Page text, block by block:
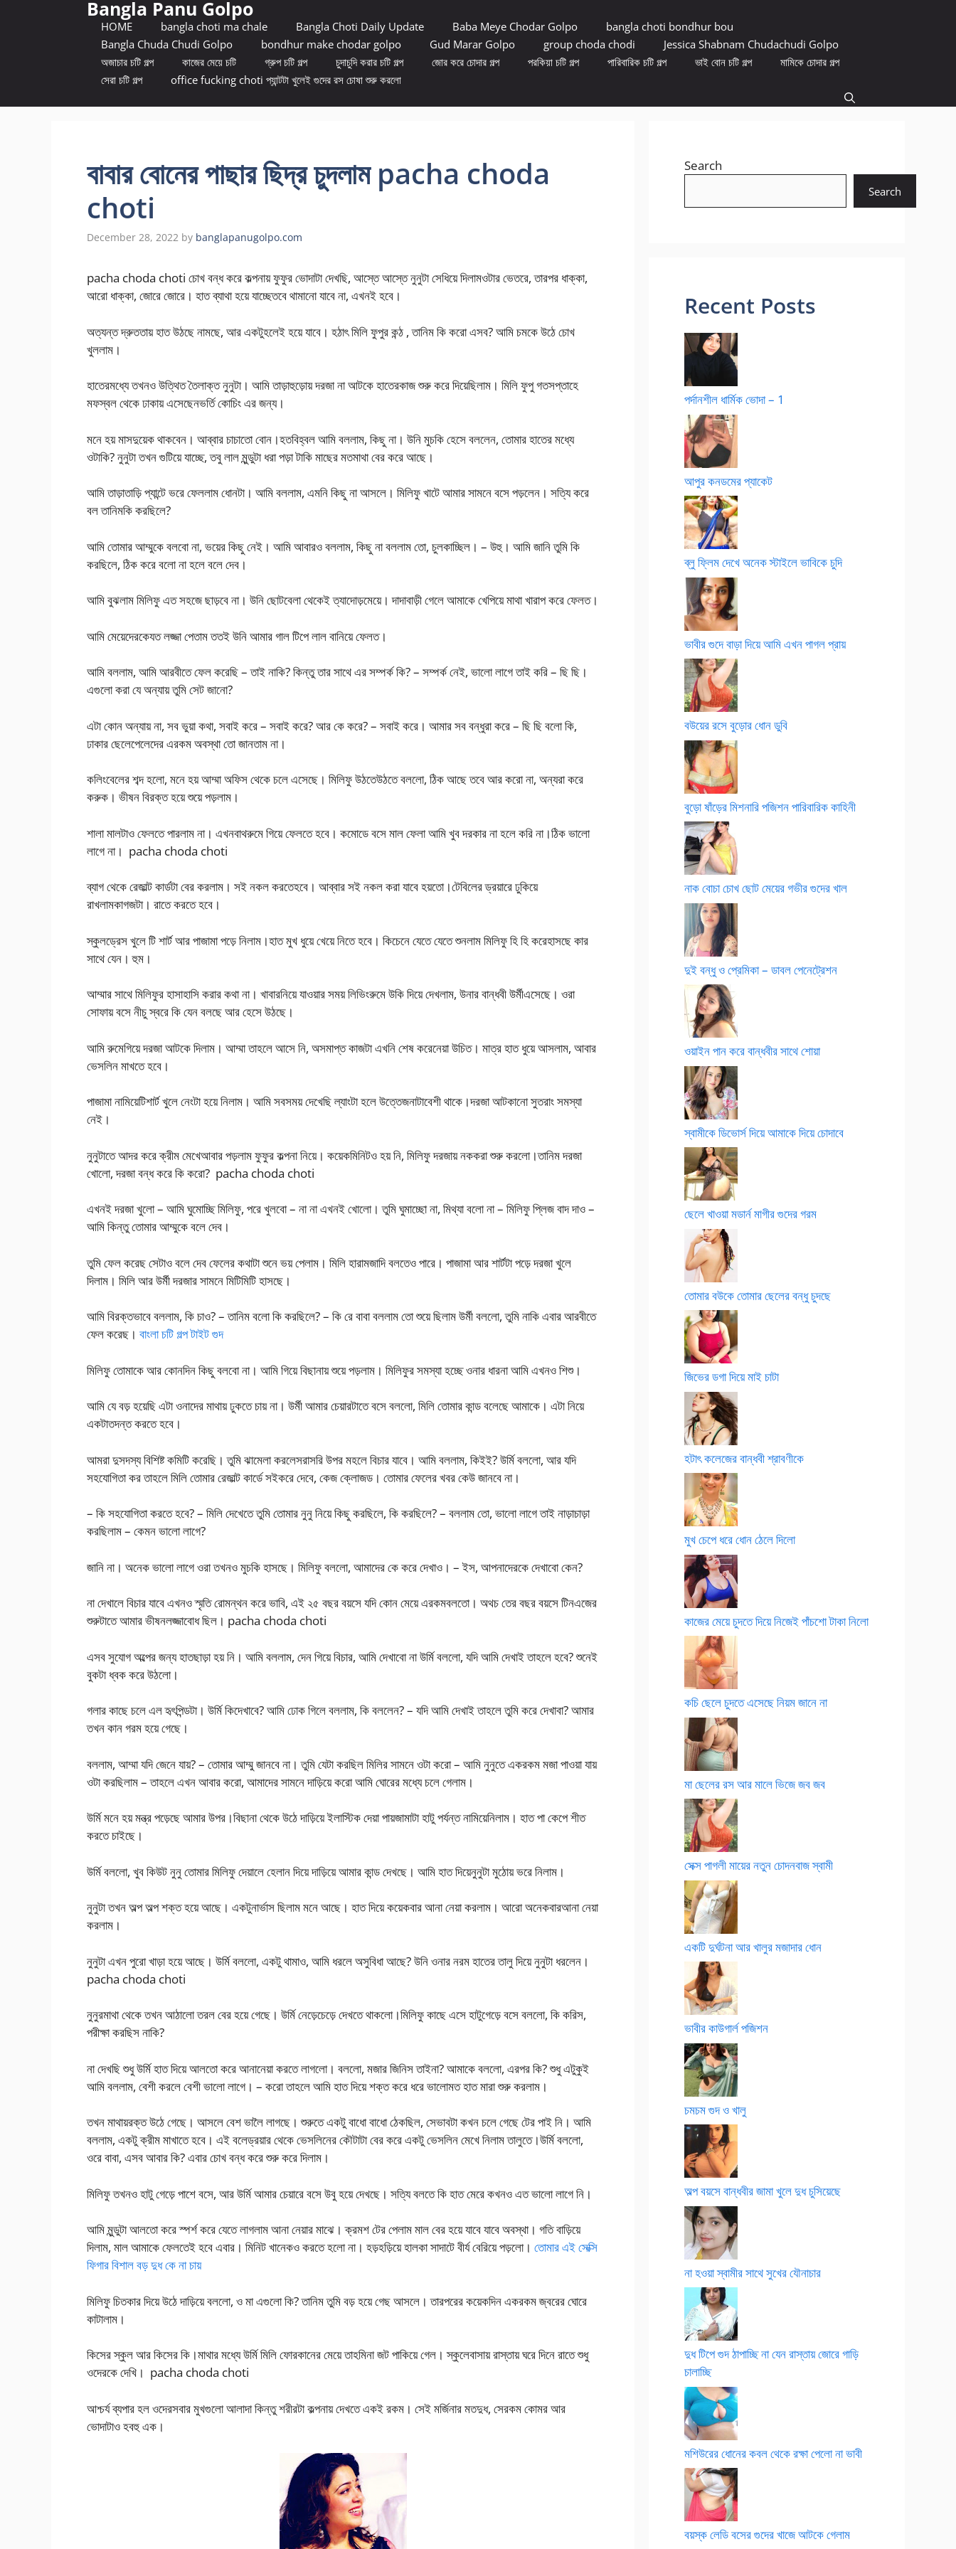
Bangla Panu Golpo
HOME bangla choti ma chale Bangla Choti Daily Update Baba Meye Chodar Golpo
bangla choti bondhur bou
Bangla Chuda Chudi Golpo
bondhur make chodar golpo Gud Marar Golpo group choda chodi
Jessica Shabnam Chudachudi Golpo
অজাচার চটি গল্প
কাজের মেয়ে চটি গ্রুপ চটি গল্প চুদাচুদি করার চটি গল্প জোর করে চোদার গল্প পরকিয়া চটি গল্প পারিবারিক চটি গল্প ভাই বোন চটি গল্প
মামিকে চোদার গল্প
সেরা চটি গল্প
office fucking choti প্যান্টটা খুলেই গুদের রস চোষা শুরু করলো
বাবার বোনের পাছার ছিদ্র চুদলাম pacha choda
choti
December 28, 2022 by banglapanugolpo.com
pacha choda choti চোখ বন্ধ করে কল্পনায় ফুফুর ভোদাটা দেখছি, আস্তে আস্তে নুনুটা সেধিয়ে দিলামওটার ভেতরে, তারপর ধাক্কা,
আরো ধাক্কা, জোরে জোরে। হাত ব্যাথা হয়ে যাচ্ছেতবে থামানো যাবে না, এখনই হবে।
অত্যন্ত দ্রুততায় হাত উঠছে নামছে, আর একটুহলেই হয়ে যাবে। হঠাৎ মিলি ফুপুর কন্ঠ , তানিম কি করো এসব? আমি চমকে উঠে চোখ
খুললাম।
হাতেরমধ্যে তখনও উত্থিত তৈলাক্ত নুনুটা। আমি তাড়াহুড়োয় দরজা না আটকে হাতেরকাজ শুরু করে দিয়েছিলাম। মিলি ফুপু গতসপ্তাহে
মফস্বল থেকে ঢাকায় এসেছেনভর্তি কোচিং এর জন্য।
মনে হয় মাসদুয়েক থাকবেন। আব্বার চাচাতো বোন।হতবিহ্বল আমি বললাম, কিছু না। উনি মুচকি হেসে বললেন, তোমার হাতের মধ্যে
ওটাকি? নুনুটা তখন গুটিয়ে যাচ্ছে, তবু লাল মুন্ডুটা ধরা পড়া টাকি মাছের মতমাথা বের করে আছে।
আমি তাড়াতাড়ি প্যান্টে ভরে ফেললাম ধোনটা। আমি বললাম, এমনি কিছু না আসলে। মিলিফু খাটে আমার সামনে বসে পড়লেন। সত্যি করে
বল তানিমকি করছিলে?
আমি তোমার আম্মুকে বলবো না, ভয়ের কিছু নেই। আমি আবারও বললাম, কিছু না বললাম তো, চুলকাচ্ছিল। – উহু। আমি জানি তুমি কি
করছিলে, ঠিক করে বলো না হলে বলে দেব।
আমি বুঝলাম মিলিফু এত সহজে ছাড়বে না। উনি ছোটবেলা থেকেই ত্যাদোড়মেয়ে। দাদাবাড়ী গেলে আমাকে খেপিয়ে মাথা খারাপ করে ফেলত।
আমি মেয়েদেরকেযত লজ্জা পেতাম ততই উনি আমার গাল টিপে লাল বানিয়ে ফেলত।
আমি বললাম, আমি আরবীতে ফেল করেছি – তাই নাকি? কিন্তু তার সাথে এর সম্পর্ক কি? – সম্পর্ক নেই, ভালো লাগে তাই করি – ছি ছি।
এগুলো করা যে অন্যায় তুমি সেট জানো?
এটা কোন অন্যায় না, সব ভুয়া কথা, সবাই করে – সবাই করে? আর কে করে? – সবাই করে। আমার সব বন্ধুরা করে – ছি ছি বলো কি,
ঢাকার ছেলেপেলেদের এরকম অবস্থা তো জানতাম না।
কলিংবেলের শব্দ হলো, মনে হয় আম্মা অফিস থেকে চলে এসেছে। মিলিফু উঠতেউঠতে বললো, ঠিক আছে তবে আর করো না, অন্যরা করে
করুক। ভীষন বিরক্ত হয়ে শুয়ে পড়লাম।
শালা মালটাও ফেলতে পারলাম না। এখনবাথরুমে গিয়ে ফেলতে হবে। কমোডে বসে মাল ফেলা আমি খুব দরকার না হলে করি না।ঠিক ভালো
লাগে না। pacha choda choti
ব্যাগ থেকে রেজাল্ট কার্ডটা বের করলাম। সই নকল করতেহবে। আব্বার সই নকল করা যাবে হয়তো।টেবিলের ড্রয়ারে ঢুকিয়ে
রাখলামকাগজটা। রাতে করতে হবে।
স্কুলড্রেস খুলে টি শার্ট আর পাজামা পড়ে নিলাম।হাত মুখ ধুয়ে খেয়ে নিতে হবে। কিচেনে যেতে যেতে শুনলাম মিলিফু হি হি করেহাসছে কার
সাথে যেন। হুম।
আম্মার সাথে মিলিফুর হাসাহাসি করার কথা না। খাবারনিয়ে যাওয়ার সময় লিভিংরুমে উকি দিয়ে দেখলাম, উনার বান্ধবী উর্মীএসেছে। ওরা
সোফায় বসে নীচু স্বরে কি যেন বলছে আর হেসে উঠছে।
আমি রুমেগিয়ে দরজা আটকে দিলাম। আম্মা তাহলে আসে নি, অসমাপ্ত কাজটা এখনি শেষ করেনেয়া উচিত। মাত্র হাত ধুয়ে আসলাম, আবার
ভেসলিন মাখতে হবে।
পাজামা নামিয়েটিশার্ট খুলে নেংটা হয়ে নিলাম। আমি সবসময় দেখেছি ল্যাংটা হলে উত্তেজনাটাবেশী থাকে।দরজা আটকানো সুতরাং সমস্যা
নেই।
নুনুটাতে আদর করে ক্রীম মেখেআবার পড়লাম ফুফুর কল্পনা নিয়ে। কয়েকমিনিটও হয় নি, মিলিফু দরজায় নককরা শুরু করলো।তানিম দরজা
খোলো, দরজা বন্ধ করে কি করো? pacha choda choti
এখনই দরজা খুলো – আমি ঘুমোচ্ছি মিলিফু, পরে খুলবো – না না এখনই খোলো। তুমি ঘুমাচ্ছো না, মিথ্যা বলো না – মিলিফু প্লিজ বাদ দাও –
আমি কিন্তু তোমার আম্মুকে বলে দেব।
তুমি ফেল করেছ সেটাও বলে দেব ফেলের কথাটা শুনে ভয় পেলাম। মিলি হারামজাদি বলতেও পারে। পাজামা আর শার্টটা পড়ে দরজা খুলে
দিলাম। মিলি আর উর্মী দরজার সামনে মিটিমিটি হাসছে।
আমি বিরক্তভাবে বললাম, কি চাও? – তানিম বলো কি করছিলে? – কি রে বাবা বললাম তো শুয়ে ছিলাম উর্মী বললো, তুমি নাকি এবার আরবীতে
ফেল করেছ। বাংলা চটি গল্প টাইট গুদ
মিলিফু তোমাকে আর কোনদিন কিছু বলবো না। আমি গিয়ে বিছানায় শুয়ে পড়লাম। মিলিফুর সমস্যা হচ্ছে ওনার ধারনা আমি এখনও শিশু।
আমি যে বড় হয়েছি এটা ওনাদের মাথায় ঢুকতে চায় না। উর্মী আমার চেয়ারটাতে বসে বললো, মিলি তোমার কান্ড বলেছে আমাকে। এটা নিয়ে
একটাতদন্ত করতে হবে।
আমরা দুসদস্য বিশিষ্ট কমিটি করেছি। তুমি ঝামেলা করলেসরাসরি উপর মহলে বিচার যাবে। আমি বললাম, কিইই? উর্মি বললো, আর যদি
সহযোগিতা কর তাহলে মিলি তোমার রেজাল্ট কার্ডে সইকরে দেবে, কেজ ক্লোজড। তোমার ফেলের খবর কেউ জানবে না।
– কি সহযোগিতা করতে হবে? – মিলি দেখেতে তুমি তোমার নুনু নিয়ে কিছু করছিলে, কি করছিলে? – বললাম তো, ভালো লাগে তাই নাড়াচাড়া
করছিলাম – কেমন ভালো লাগে?
জানি না। অনেক ভালো লাগে ওরা তখনও মুচকি হাসছে। মিলিফু বললো, আমাদের কে করে দেখাও। – ইস, আপনাদেরকে দেখাবো কেন?
না দেখালে বিচার যাবে এখনও স্মৃতি রোমন্থন করে ভাবি, এই ২৫ বছর বয়সে যদি কোন মেয়ে এরকমবলতো। অথচ তের বছর বয়সে টিনএজের
শুরুটাতে আমার ভীষনলজ্জাবোধ ছিল। pacha choda choti
এসব সুযোগ অল্পের জন্য হাতছাড়া হয় নি। আমি বললাম, দেন গিয়ে বিচার, আমি দেখাবো না উর্মি বললো, যদি আমি দেখাই তাহলে হবে? শুনেই
বুকটা ধ্বক করে উঠলো।
গলার কাছে চলে এল হৃৎপিন্ডটা। উর্মি কিদেখাবে? আমি ঢোক গিলে বললাম, কি বললেন? – যদি আমি দেখাই তাহলে তুমি করে দেখাবা? আমার
তখন কান গরম হয়ে গেছে।
বললাম, আম্মা যদি জেনে যায়? – তোমার আম্মু জানবে না। তুমি যেটা করছিল মিলির সামনে ওটা করো – আমি নুনুতে একরকম মজা পাওয়া যায়
ওটা করছিলাম – তাহলে এখন আবার করো, আমাদের সামনে দাড়িয়ে করো আমি ঘোরের মধ্যে চলে গেলাম।
উর্মি মনে হয় মন্ত্র পড়েছে আমার উপর।বিছানা থেকে উঠে দাড়িয়ে ইলাস্টিক দেয়া পায়জামাটা হাটু পর্যন্ত নামিয়েনিলাম। হাত পা কেপে শীত
করতে চাইছে।
উর্মি বললো, খুব কিউট নুনু তোমার মিলিফু দেয়ালে হেলান দিয়ে দাড়িয়ে আমার কান্ড দেখছে। আমি হাত দিয়েনুনুটা মুঠোয় ভরে নিলাম।
নুনুটা তখন অল্প অল্প শক্ত হয়ে আছে। একটুনার্ভাস ছিলাম মনে আছে। হাত দিয়ে কয়েকবার আনা নেয়া করলাম। আরো অনেকবারআনা নেয়া
করলাম।
নুনুটা এখন পুরো খাড়া হয়ে আছে। উর্মি বললো, একটু থামাও, আমি ধরলে অসুবিধা আছে? উনি ওনার নরম হাতের তালু দিয়ে নুনুটা ধরলেন।
pacha choda choti
নুনুরমাথা থেকে তখন আঠালো তরল বের হয়ে গেছে। উর্মি নেড়েচেড়ে দেখতে থাকলো।মিলিফু কাছে এসে হাটুগেড়ে বসে বললো, কি করিস,
পরীক্ষা করছিস নাকি?
না দেখছি শুধু উর্মি হাত দিয়ে আলতো করে আনানেয়া করতে লাগলো। বললো, মজার জিনিস তাইনা? আমাকে বললো, এরপর কি? শুধু এটুকুই
আমি বললাম, বেশী করলে বেশী ভালো লাগে। – করো তাহলে আমি হাত দিয়ে শক্ত করে ধরে ভালোমত হাত মারা শুরু করলাম।
তখন মাথায়রক্ত উঠে গেছে। আসলে বেশ ভালৈ লাগছে। শুরুতে একটু বাধো বাধো ঠেকছিল, সেভাবটা কখন চলে গেছে টের পাই নি। আমি
বললাম, একটু ক্রীম মাখাতে হবে। এই বলেড্রয়ার থেকে ভেসলিনের কৌটাটা বের করে একটু ভেসলিন মেখে নিলাম তালুতে।উর্মি বললো,
ওরে বাবা, এসব আবার কি? এবার চোখ বন্ধ করে শুরু করে দিলাম।
মিলিফু তখনও হাটু গেড়ে পাশে বসে, আর উর্মি আমার চেয়ারে বসে উবু হয়ে দেখছে। সত্যি বলতে কি হাত মেরে কখনও এত ভালো লাগে নি।
আমি মুন্ডুটা আলতো করে স্পর্শ করে যেতে লাগলাম আনা নেয়ার মাঝে। ক্রমশ টের পেলাম মাল বের হয়ে যাবে যাবে অবস্থা। গতি বাড়িয়ে
দিলাম, মাল আমাকে ফেলতেই হবে এবার। মিনিট খানেকও করতে হলো না। হড়হড়িয়ে হালকা সাদাটে বীর্য বেরিয়ে পড়লো। তোমার এই সেক্সি
ফিগার বিশাল বড় দুধ কে না চায়
মিলিফু চিতকার দিয়ে উঠে দাড়িয়ে বললো, ও মা এগুলো কি? তানিম তুমি বড় হয়ে গেছ আসলে। তারপরের কয়েকদিন একরকম জ্বরের ঘোরে
কাটালাম।
কিসের স্কুল আর কিসের কি।মাথার মধ্যে উর্মি মিলি ফোরকানের মেয়ে তাহমিনা জট পাকিয়ে গেল। স্কুলেবাসায় রাস্তায় ঘরে দিনে রাতে শুধু
ওদেরকে দেখি। pacha choda choti
আশ্চর্য ব্যপার হল ওদেরসবার মুখগুলো আলাদা কিন্তু শরীরটা কল্পনায় দেখতে একই রকম। সেই মর্জিনার মতদুধ, সেরকম কোমর আর
ভোদাটাও হবহু এক।
Search
Search
Recent Posts
পর্দানশীল ধার্মিক ভোদা – 1
আপুর কনডমের প্যাকেট
ব্লু ফ্লিম দেখে অনেক স্টাইলে ভাবিকে চুদি
ভাবীর গুদে বাড়া দিয়ে আমি এখন পাগল প্রায়
বউয়ের রসে বুড়োর ধোন ডুবি
বুড়ো ষাঁড়ের মিশনারি পজিশন পারিবারিক কাহিনী
নাক বোচা চোখ ছোট মেয়ের গভীর গুদের খাল
দুই বন্ধু ও প্রেমিকা – ডাবল পেনেট্রেশন
ওয়াইন পান করে বান্ধবীর সাথে শোয়া
স্বামীকে ডিভোর্স দিয়ে আমাকে দিয়ে চোদাবে
ছেলে খাওয়া মডার্ন মাগীর গুদের গরম
তোমার বউকে তোমার ছেলের বন্ধু চুদছে
জিভের ডগা দিয়ে মাই চাটা
হটাৎ কলেজের বান্ধবী শ্রাবণীকে
মুখ চেপে ধরে ধোন ঠেলে দিলো
কাজের মেয়ে চুদতে দিয়ে নিজেই পাঁচশো টাকা নিলো
কচি ছেলে চুদতে এসেছে নিয়ম জানে না
মা ছেলের রস আর মালে ভিজে জব জব
সেক্স পাগলী মায়ের নতুন চোদনবাজ স্বামী
একটি দুর্ঘটনা আর খালুর মজাদার ধোন
ভাবীর কাউগার্ল পজিশন
চমচম গুদ ও খালু
অল্প বয়সে বান্ধবীর জামা খুলে দুধ চুসিয়েছে
না হওয়া স্বামীর সাথে সুখের যৌনাচার
দুধ টিপে গুদ ঠাপাচ্ছি না যেন রাস্তায় জোরে গাড়ি
চালাচ্ছি
মশিউরের ধোনের কবল থেকে রক্ষা পেলো না ভাবী
বয়স্ক লেডি বসের গুদের খাজে আটকে গেলাম